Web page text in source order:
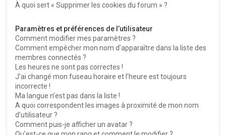
À quoi sert « Supprimer les cookies du forum » ?
Paramètres et préférences de l’utilisateur
Comment modifier mes paramètres ?
Comment empêcher mon nom d’apparaître dans la liste des
membres connectés ?
Les heures ne sont pas correctes !
J’ai changé mon fuseau horaire et l’heure est toujours
incorrecte !
Ma langue n’est pas dans la liste !
A quoi correspondent les images à proximité de mon nom
d’utilisateur ?
Comment puis-je afficher un avatar ?